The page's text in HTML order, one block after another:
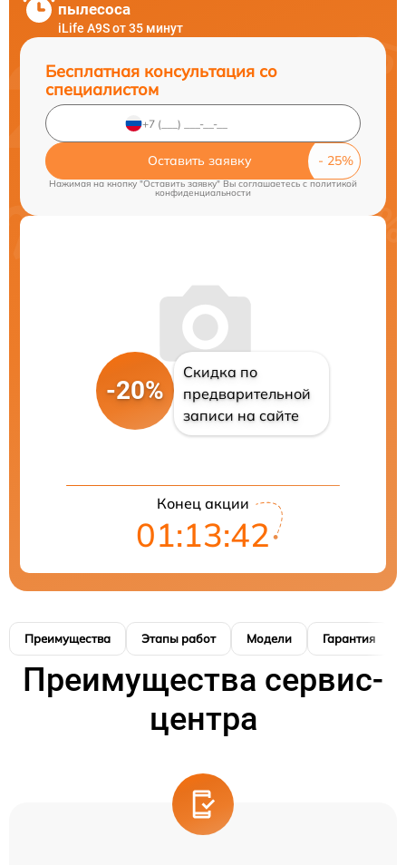
пылесоса
iLife A9S от 35 минут
Бесплатная консультация со
специалистом
Оставить заявку
Нажимая на кнопку "Оставить заявку" Вы соглашаетесь c политикой
конфиденциальности
-20%
Скидка по
предварительной
записи на сайте
Конец акции
01:13:41
Преимущества Этапы работ Модели Гарантия
Преимущества сервис-
центра